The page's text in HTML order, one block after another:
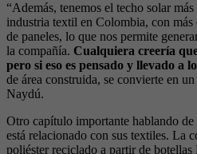
“Además, tenemos el techo solar
industria textil en Colombia, con más
de paneles, lo que nos permite
la compañía. Cualquiera creería
pero si eso es pensado y llevado a
de área construida, se convierte en
Naydú.
Otro capítulo importante hablando
está relacionado con sus textiles. La
poliéster reciclado a partir de botellas